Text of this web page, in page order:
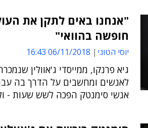
"אנחנו באים לתקן את
חופשה בהוואי"
יוסי הטוני 06/11/2018 16:43
גיא פרנקו, ממייסדי ג'אוולין
לאנשים ומחשבים על הדרך בה
אנשי סימנטק הפכה לשש שעות -